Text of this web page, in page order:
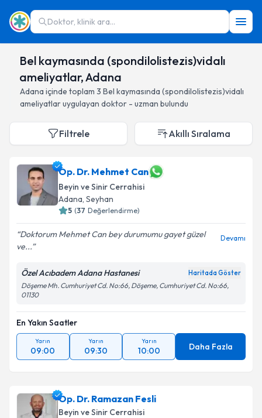
Doktor, klinik ara...
Bel kaymasında (spondilolistezis)vidalı
ameliyatlar, Adana
Adana içinde toplam 3 Bel kaymasında (spondilolistezis)vidalı
ameliyatlaruygulayan doktor - uzman bulundu
Filtrele Akıllı Sıralama
Op. Dr. Mehmet Can
Beyin ve Sinir Cerrahisi
Adana, Seyhan
5 (37 Değerlendirme)
Doktorum Mehmet Can bey durumumu gayet güzel
ve...
Devamı
Özel Acıbadem Adana Hastanesi Haritada Göster
Döşeme Mh. Cumhuriyet Cd. No:66, Döşeme, Cumhuriyet Cd. No:66,
01130
En Yakın Saatler
Yarın
09:00
Yarın
09:30
Yarın
10:00 Daha Fazla
Op. Dr. Ramazan Fesli
Beyin ve Sinir Cerrahisi